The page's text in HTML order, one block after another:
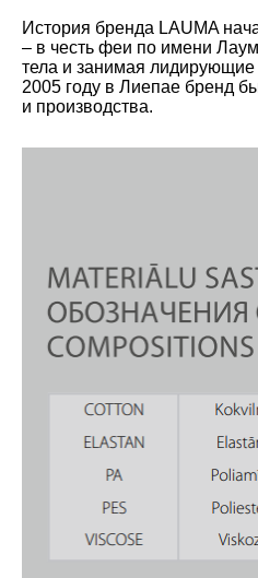
История бренда LAUMA
– в честь феи по имени
тела и занимая лидирующие
2005 году в Лиепае бренд
и производства.